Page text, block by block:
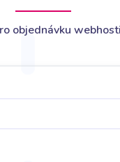
objednávku